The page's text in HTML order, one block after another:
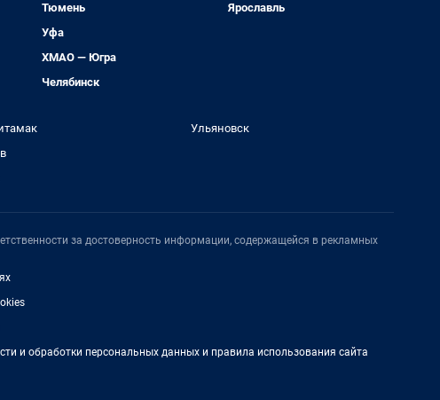
Тюмень
Уфа
ХМАО — Югра
Челябинск
Ярославль
Ульяновск
за достоверность информации, содержащейся в рекламных
и обработки персональных данных и правила использования сайта